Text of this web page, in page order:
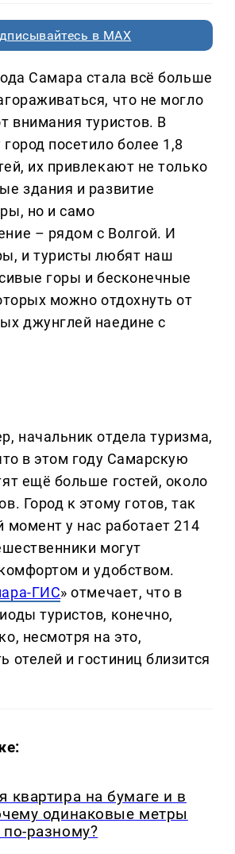
в MAX
Самара стала всё больше
что не могло
внимания туристов. В
посетило более 1,8
их привлекают не только
здания и развитие
но и само
– рядом с Волгой. И
и туристы любят наш
горы и бесконечные
можно отдохнуть от
джунглей наедине с
начальник отдела туризма,
в этом году Самарскую
ещё больше гостей, около
Город к этому готов, так
момент у нас работает 214
могут
и удобством.
ГИС» отмечает, что в
туристов, конечно,
несмотря на это,
отелей и гостиниц близится
квартира на бумаге и в
одинаковые метры
разному?